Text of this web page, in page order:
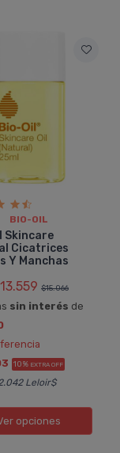
Paula
Bio-oil
Me encanta. Le
en el contorno
en cicatrices
y igualmente
a la noche todo
BIO-OIL
Skincare
Cicatrices
Y Manchas
$15.066
sin interés de
10% EXTRA OFF
Leloir$
opciones